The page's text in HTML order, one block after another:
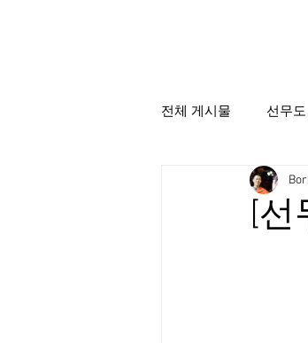
전체 게시물 선무도
선무도총본산골굴
[선